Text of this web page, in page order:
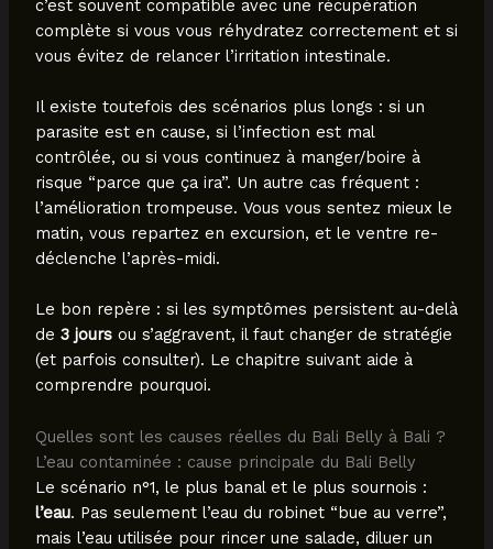
c’est souvent compatible avec une récupération
complète si vous vous réhydratez correctement et si
vous évitez de relancer l’irritation intestinale.
Il existe toutefois des scénarios plus longs : si un
parasite est en cause, si l’infection est mal
contrôlée, ou si vous continuez à manger/boire à
risque “parce que ça ira”. Un autre cas fréquent :
l’amélioration trompeuse. Vous vous sentez mieux le
matin, vous repartez en excursion, et le ventre re-
déclenche l’après-midi.
Le bon repère : si les symptômes persistent au-delà
de 3 joursou s’aggravent, il faut changer de stratégie
(et parfois consulter). Le chapitre suivant aide à
comprendre pourquoi.
Quelles sont les causes réelles du Bali Belly à Bali ?
L’eau contaminée : cause principale du Bali Belly
Le scénario n°1, le plus banal et le plus sournois :
l’eau. Pas seulement l’eau du robinet “bue au verre”,
mais l’eau utilisée pour rincer une salade, diluer un